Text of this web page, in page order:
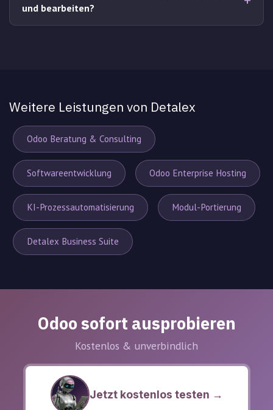
und bearbeiten?
Weitere Leistungen von Detalex
Odoo Beratung & Consulting
Softwareentwicklung Odoo Enterprise Hosting
KI-Prozessautomatisierung Modul-Portierung
Detalex Business Suite
Odoo sofort ausprobieren
Kostenlos & unverbindlich
Jetzt kostenlos testen →